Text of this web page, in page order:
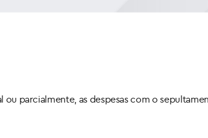
parcialmente, as despesas com o